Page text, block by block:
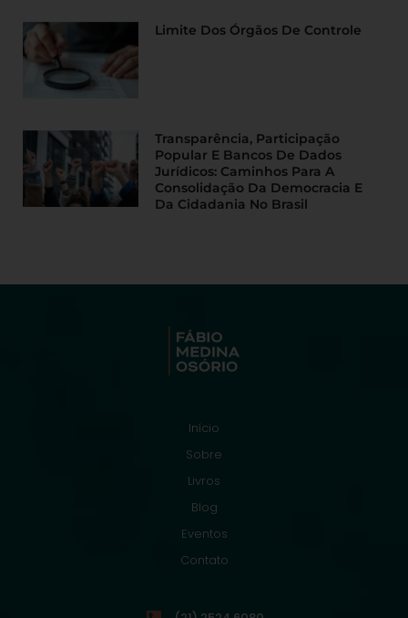
Limite Dos Órgãos De Controle
Transparência, Participação
Popular E Bancos De Dados
Jurídicos: Caminhos Para A
Consolidação Da Democracia E
Da Cidadania No Brasil
Início
Sobre
Livros
Blog
Eventos
Contato